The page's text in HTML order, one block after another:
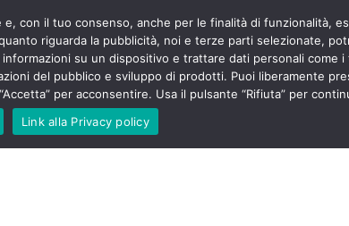
SALUTE COMUNICATI CURIOSITÀ NURSE
con il tuo consenso, anche per le finalità di funzionalità,
riguarda la pubblicità, noi e terze parti selezionate,
su un dispositivo e trattare dati personali
del pubblico e sviluppo di prodotti. Puoi liberamente
per acconsentire. Usa il pulsante “Rifiuta” per
Link alla Privacy policy